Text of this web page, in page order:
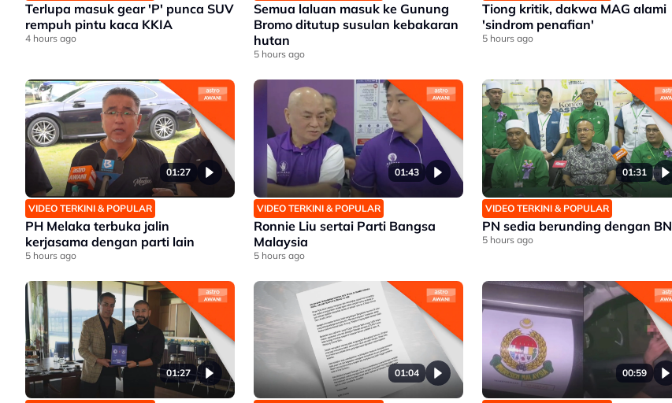
Terlupa masuk gear 'P' punca SUV
rempuh pintu kaca KKIA
4 hours ago
Semua laluan masuk ke Gunung
Bromo ditutup susulan kebakaran
hutan
5 hours ago
Tiong kritik, dakwa MAG alami
'sindrom penafian'
5 hours ago
01:27
VIDEO TERKINI & POPULAR
PH Melaka terbuka jalin
kerjasama dengan parti lain
5 hours ago
01:43
VIDEO TERKINI & POPULAR
Ronnie Liu sertai Parti Bangsa
Malaysia
5 hours ago
01:31
VIDEO TERKINI & POPULAR
PN sedia berunding dengan BN
5 hours ago
01:27 01:04 00:59